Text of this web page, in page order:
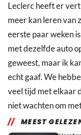
Leclerc heeft er
meer kan leren van
eerste paar weken
met dezelfde auto
geweest, maar ik
echt gaaf. We
veel tijd met elkaar
niet wachten om
MEEST